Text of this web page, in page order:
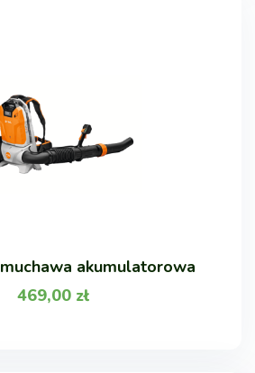
akumulatorowa
469,00 zł